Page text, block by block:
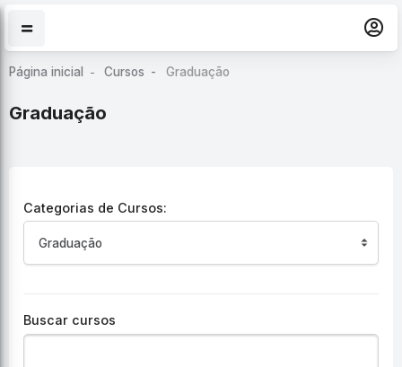
Ir para o conteúdo principal
Página inicial Cursos Graduação
Graduação
Categorias de Cursos:
Buscar cursos